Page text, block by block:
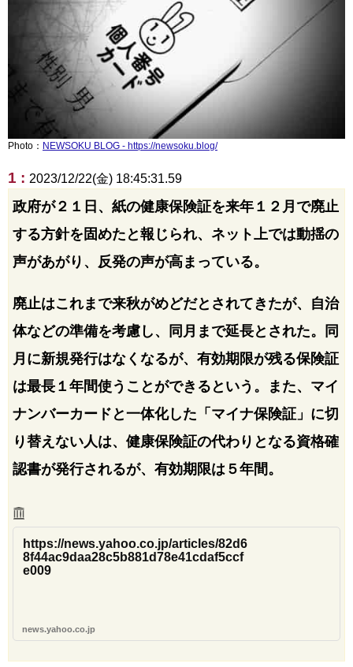
Photo： NEWSOKU BLOG - https://newsoku.blog/
1 : 2023/12/22(金) 18:45:31.59
政府が２１日、紙の健康保険証を来年１２月で廃止
する方針を固めたと報じられ、ネット上では動揺の
声があがり、反発の声が高まっている。
廃止はこれまで来秋がめどだとされてきたが、自治
体などの準備を考慮し、同月まで延長とされた。同
月に新規発行はなくなるが、有効期限が残る保険証
は最長１年間使うことができるという。また、マイ
ナンバーカードと一体化した「マイナ保険証」に切
り替えない人は、健康保険証の代わりとなる資格確
認書が発行されるが、有効期限は５年間。
https://news.yahoo.co.jp/articles/82d6
8f44ac9daa28c5b881d78e41cdaf5ccf
e009
news.yahoo.co.jp